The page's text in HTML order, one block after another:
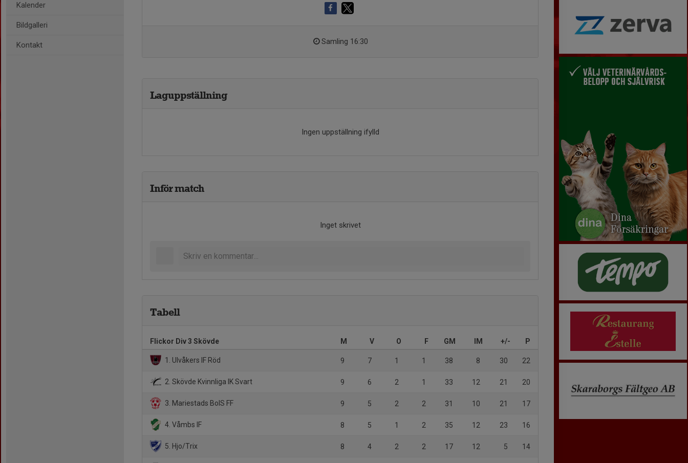
Kalender
Bildgalleri
Kontakt Samling 16:30
Laguppställning
Ingen uppställning ifylld
Inför match
Inget skrivet
Tabell
Flickor Div 3 Skövde M V O F GM IM +/- P
1. Ulvåkers IF Röd 9 7 1 1 38 8 30 22
2. Skövde Kvinnliga IK Svart 9 6 2 1 33 12 21 20
3. Mariestads BoIS FF 9 5 2 2 31 10 21 17
4. Våmbs IF 8 5 1 2 35 12 23 16
5. Hjo/Trix 8 4 2 2 17 12 5 14